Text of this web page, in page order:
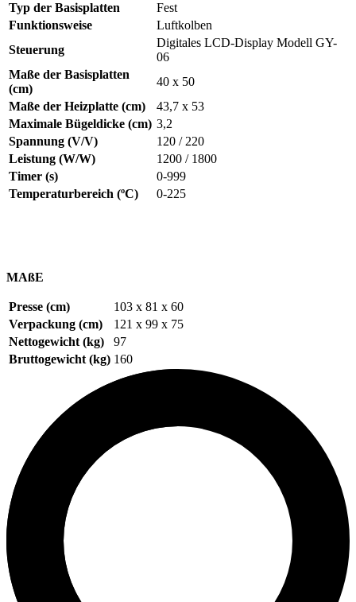
Typ der Basisplatten
Fest
Funktionsweise
Luftkolben
Steuerung
Digitales LCD-Display Modell GY-
06
Maße der Basisplatten
(cm)
40 x 50
Maße der Heizplatte (cm)
43,7 x 53
Maximale Bügeldicke (cm) 3,2
Spannung (V/V)
120 / 220
Leistung (W/W)
1200 / 1800
Timer (s)
0-999
Temperaturbereich (ºC)
0-225
MAßE
Presse (cm)
103 x 81 x 60
Verpackung (cm)
121 x 99 x 75
Nettogewicht (kg)
97
Bruttogewicht (kg) 160